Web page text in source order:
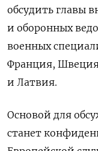
обсудить главы
и оборонных
военных
Франция,
и Латвия.
Основой для
станет